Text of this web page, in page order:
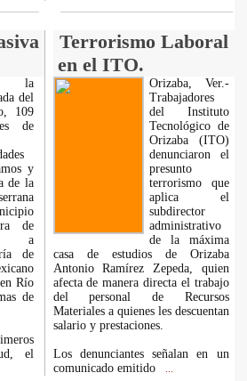
Terrorismo Laboral
en el ITO.
la
del
109
de
y
de la
de
a
de
Río
de
el
Orizaba, Ver.-
Trabajadores
del Instituto
Tecnológico de
Orizaba (ITO)
denunciaron el
presunto
terrorismo que
aplica el
subdirector
administrativo
de la máxima
casa de estudios de Orizaba
Antonio Ramírez Zepeda, quien
afecta de manera directa el trabajo
del personal de Recursos
Materiales a quienes les descuentan
salario y prestaciones.
Los denunciantes señalan en un
comunicado emitido